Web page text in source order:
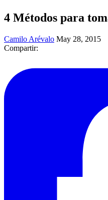
4 Métodos para
Camilo Arévalo May 28, 2015
Compartir: